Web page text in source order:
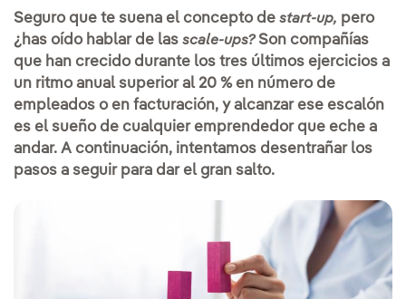
Seguro que te suena el concepto de start-up, pero
¿has oído hablar de las scale-ups?Son compañías
que han crecido durante los tres últimos ejercicios a
un ritmo anual superior al 20 % en número de
empleados o en facturación, y alcanzar ese escalón
es el sueño de cualquier emprendedor que eche a
andar. A continuación, intentamos desentrañar los
pasos a seguir para dar el gran salto.